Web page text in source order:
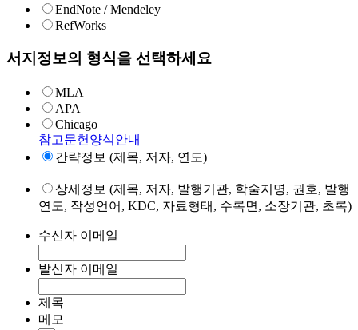
EndNote / Mendeley
RefWorks
서지정보의 형식을 선택하세요
MLA
APA
Chicago
참고문헌양식안내
간략정보 (제목, 저자, 연도)
상세정보 (제목, 저자, 발행기관, 학술지명, 권호, 발행
연도, 작성언어, KDC, 자료형태, 수록면, 소장기관, 초록)
수신자 이메일
발신자 이메일
제목
메모